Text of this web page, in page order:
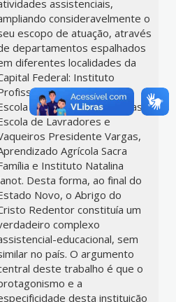
assistenciais,
consideravelmente o
escopo de atuação, através
departamentos espalhados
diferentes localidades da
Federal: Instituto
Getúlio Vargas,
de Pesca Darcy Vargas,
de Lavradores e
Presidente Vargas,
Agrícola Sacra
e Instituto Natalina
Desta forma, ao final do
Novo, o Abrigo do
Redentor constituía um
complexo
educacional, sem
no país. O argumento
deste trabalho é que o
e a
desta instituição